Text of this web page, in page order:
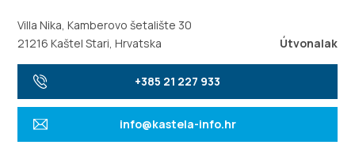
Villa Nika, Kamberovo šetalište 30
21216 Kaštel Stari, Hrvatska
Útvonalak
+385 21 227 933
info@kastela-info.hr